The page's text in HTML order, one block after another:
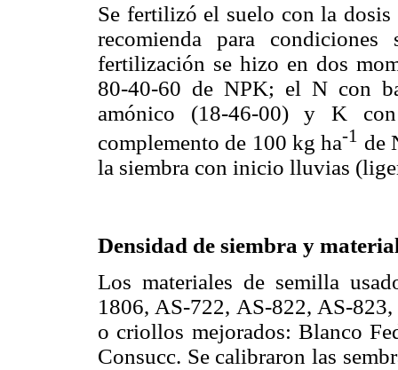
Se fertilizó el suelo con la dosis
recomienda para
fertilización se hizo en dos
80-40-60 de NPK; el N con
amónico (18-46-00) y K
complemento de 100 kg ha-1 de
la siembra con inicio lluvias
Densidad de siembra y
Los materiales de semilla
1806, AS-722, AS-822, AS-
o criollos mejorados: Blanco
Consucc. Se calibraron las